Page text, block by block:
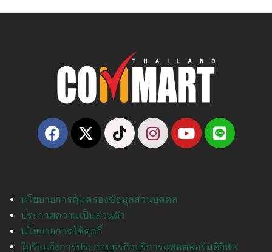
นโยบายการคุ้มครองข้อมูลส่วนบุคคล
ประกาศความเป็นส่วนตัว
นโยบายการใช้คุกกี้
ใบรับแจ้งการประกอบธุรกิจบริการแพลตฟอร์มดิจิทัล